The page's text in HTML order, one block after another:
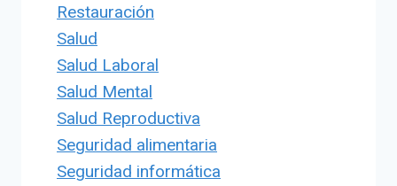
Restauración
Salud
Salud Laboral
Salud Mental
Salud Reproductiva
Seguridad alimentaria
Seguridad informática